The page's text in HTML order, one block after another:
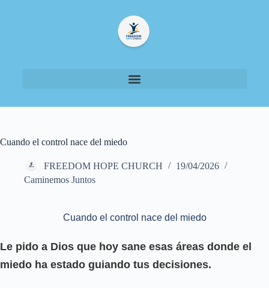
Cuando el control nace del miedo
FREEDOM HOPE CHURCH
19/04/2026
Caminemos Juntos
Cuando el control nace del miedo
Le pido a Dios que hoy sane esas áreas donde el
miedo ha estado guiando tus decisiones.